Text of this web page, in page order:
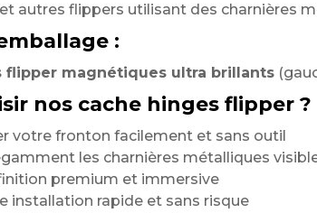
autres flippers utilisant des charnières
:
flipper magnétiques ultra brillants
nos cache hinges flipper ?
votre fronton facilement et sans outil
les charnières métalliques
premium et immersive
installation rapide et sans risque